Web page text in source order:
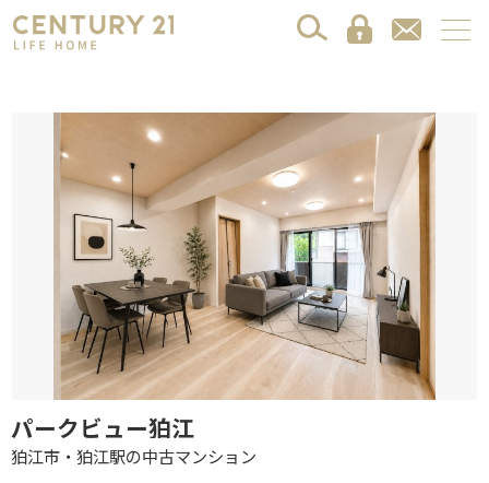
パークビュー狛江
狛江市・狛江駅の中古マンション